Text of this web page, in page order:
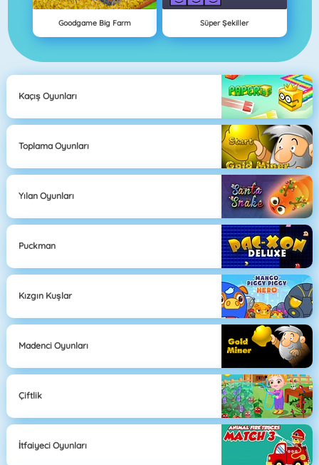
Goodgame Big Farm Süper Şekiller
Kaçış Oyunları
Toplama Oyunları
Yılan Oyunları
Puckman
Kızgın Kuşlar
Madenci Oyunları
Çiftlik
İtfaiyeci Oyunları